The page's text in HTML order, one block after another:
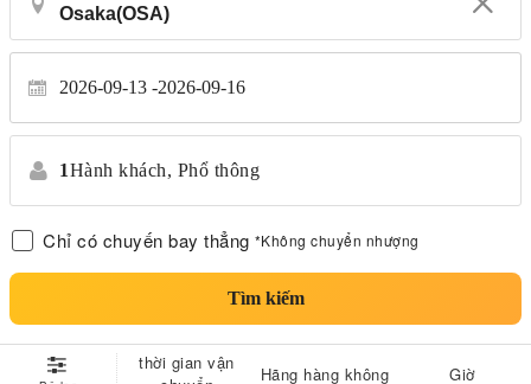
2026-09-13 2026-09-16
1Hành khách, Phổ thông
Chỉ có chuyến bay thẳng *Không chuyển nhượng
Tìm kiếm
thời gian vận
Hãng hàng không Giờ